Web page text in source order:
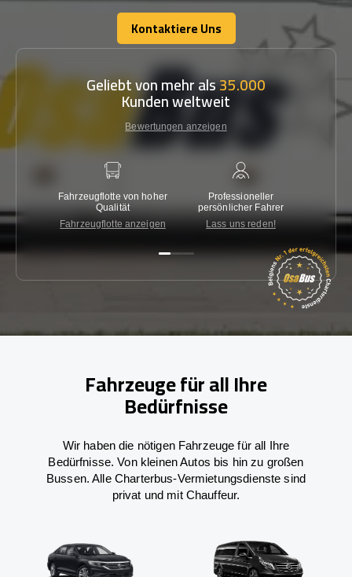
Kontaktiere Uns
Kontaktiere Uns
Geliebt von mehr als35.000
Kunden weltweit
Bewertungen anzeigen
Fahrzeugflotte von hoher
Qualität
Fahrzeugflotte anzeigen
Professioneller
persönlicher Fahrer
Lass uns reden!
Fahrzeuge für all Ihre
Bedürfnisse
Wir haben die nötigen Fahrzeuge für all Ihre
Bedürfnisse. Von kleinen Autos bis hin zu großen
Bussen. Alle Charterbus-Vermietungsdienste sind
privat und mit Chauffeur.